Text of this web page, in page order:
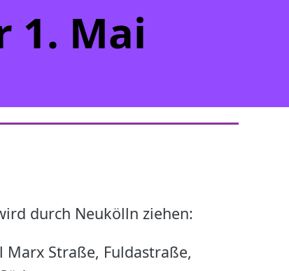
1. Mai
durch Neukölln ziehen:
Marx Straße, Fuldastraße,